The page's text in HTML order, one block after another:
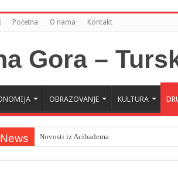
Početna O nama Kontakt
OBRAZOVANJE KULTURA
Novosti iz Acibadema